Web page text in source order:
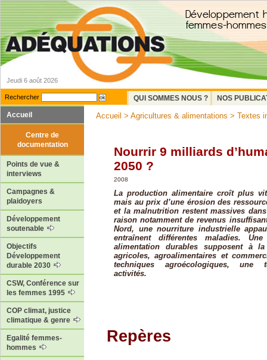
Jeudi 6 août 2026
Rechercher QUI SOMMES NOUS ?
NOS
Accueil
Centre de
documentation
Points de vue &
interviews
Campagnes &
plaidoyers
Développement
soutenable
Objectifs
Développement
durable 2030
CSW, Conférence sur
les femmes 1995
COP climat, justice
climatique & genre
Egalité femmes-
hommes
Accueil > Agricultures & alimentations > Textes
Nourrir 9 milliards
2050 ?
2008
La production alimentaire croît plus
mais au prix d’une érosion des
et la malnutrition restent massives
raison notamment de revenus
Nord, une nourriture industrielle
entraînent différentes maladies.
alimentation durables supposent à
agricoles, agroalimentaires et
techniques agroécologiques, une
activités.
Repères